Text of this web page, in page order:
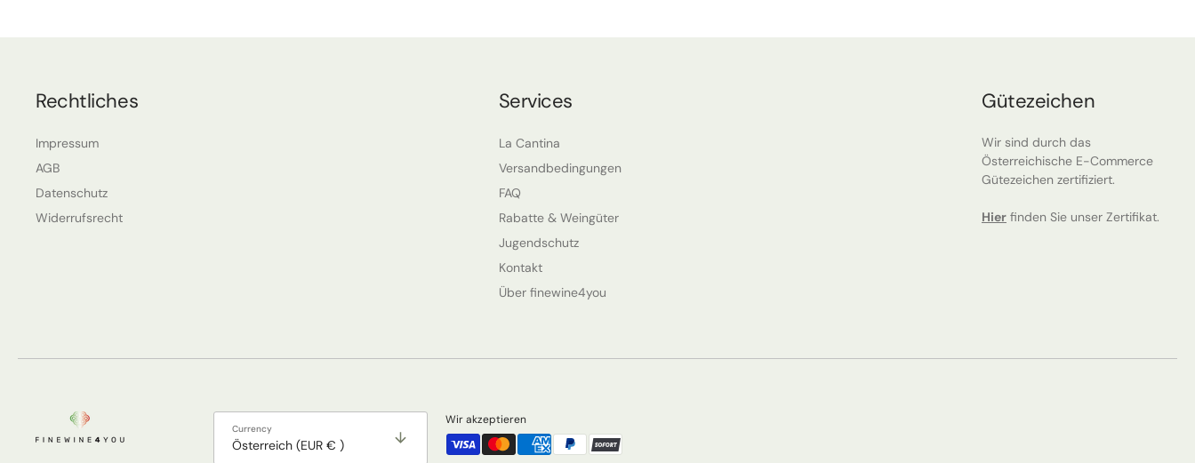
Rechtliches
Impressum
AGB
Datenschutz
Widerrufsrecht
Services
La Cantina
Versandbedingungen
FAQ
Rabatte & Weingüter
Jugendschutz
Kontakt
Über finewine4you
Gütezeichen
Wir sind durch das
Österreichische E-Commerce
Gütezeichen zertifiziert.
Hierfinden Sie unser Zertifikat.
Currency
Österreich (EUR € )
Wir akzeptieren